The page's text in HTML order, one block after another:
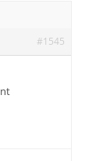
#1545